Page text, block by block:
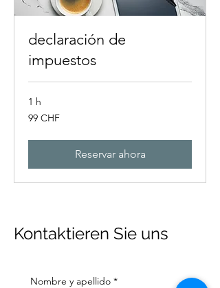
declaración de
impuestos
1 h
99
francos
99 CHF
Reservar ahora
Kontaktieren Sie uns
Nombre y apellido *